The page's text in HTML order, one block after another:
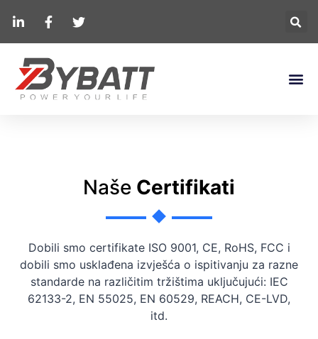
Naše Certifikati
Dobili smo certifikate ISO 9001, CE, RoHS, FCC i
dobili smo usklađena izvješća o ispitivanju za razne
standarde na različitim tržištima uključujući: IEC
62133-2, EN 55025, EN 60529, REACH, CE-LVD,
itd.